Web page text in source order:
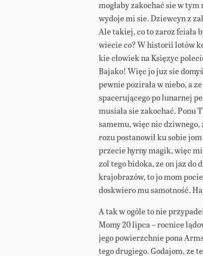
mogłaby zakochać sie w
wydoje mi sie. Dziewcyn z
Ale takiej, co to zaroz fciała
wiecie co? W historii lotów
kie cłowiek na Księzyc
Bajako! Więc jo juz sie
pewnie pozirała w niebo, a
spacerującego po lunarnej
musiała sie zakochać. Ponu
samemu, więc nic
rozu postanowił ku sobie
przecie hyrny magik, więc
zol tego bidoka, ze on jaz do
krajobrazów, to jo mom
doskwiero mu samotność.
A tak w ogóle to nie
Momy 20 lipca – rocnice
jego powierzchnie pona
tego drugiego. Godajom, ze